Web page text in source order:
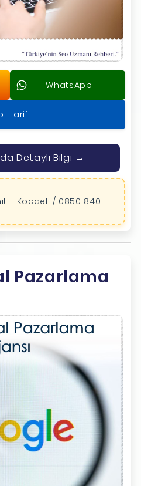
WhatsApp
Tarifi
Detaylı Bilgi →
- Kocaeli / 0850 840
Pazarlama